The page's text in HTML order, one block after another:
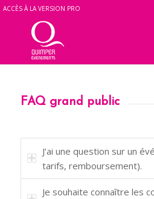
ACCÈS À LA VERSION PRO
FAQ grand public
J’ai une question sur un
tarifs, remboursement).
Je souhaite connaître les